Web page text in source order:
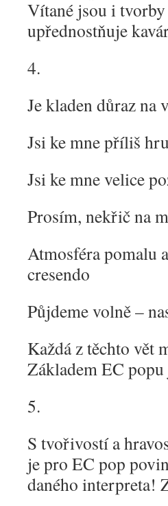
Vítané jsou i tvorby
upřednostňuje
4.
Je kladen důraz
Jsi ke mne příliš
Jsi ke mne velice
Prosím, nekřič na
Atmosféra pomalu
cresendo
Půjdeme volně –
Každá z těchto vět
Základem EC
5.
S tvořivostí a
je pro EC pop
daného interpreta!